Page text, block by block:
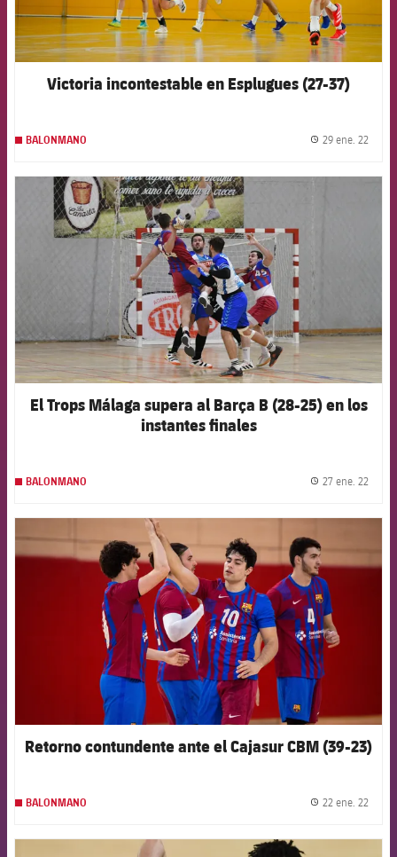
Victoria incontestable en Esplugues (27-37)
BALONMANO 29 ene. 22
FCB Barcelona badge
El Trops Málaga supera al Barça B (28-25) en los
instantes finales
BALONMANO 27 ene. 22
Retorno contundente ante el Cajasur CBM (39-23)
BALONMANO 22 ene. 22
FCB Barcelona badge